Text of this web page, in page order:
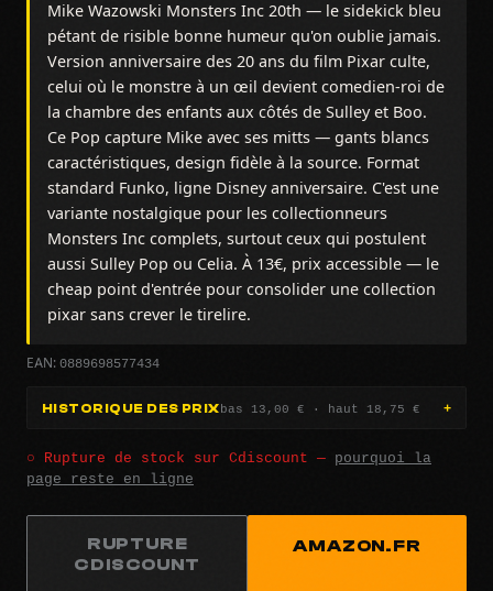
Mike Wazowski Monsters Inc 20th — le sidekick bleu
pétant de risible bonne humeur qu'on oublie jamais.
Version anniversaire des 20 ans du film Pixar culte,
celui où le monstre à un œil devient comedien-roi de
la chambre des enfants aux côtés de Sulley et Boo.
Ce Pop capture Mike avec ses mitts — gants blancs
caractéristiques, design fidèle à la source. Format
standard Funko, ligne Disney anniversaire. C'est une
variante nostalgique pour les collectionneurs
Monsters Inc complets, surtout ceux qui postulent
aussi Sulley Pop ou Celia. À 13€, prix accessible — le
cheap point d'entrée pour consolider une collection
pixar sans crever le tirelire.
EAN: 0889698577434
HISTORIQUE DES PRIXbas 13,00 € · haut 18,75 €
○ Rupture de stock sur Cdiscount — pourquoi la
page reste en ligne
RUPTURE
CDISCOUNT
AMAZON.FR